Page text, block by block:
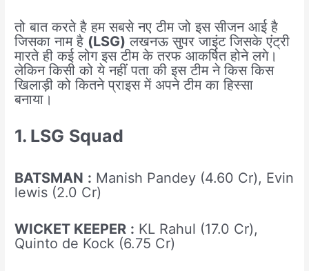
तो बात करते है हम सबसे नए टीम जो इस सीजन आई है
जिसका नाम है (LSG) लखनऊ सुपर जाइंट जिसके एंट्री
मारते ही कई लोग इस टीम के तरफ आकर्षित होने लगे।
लेकिन किसी को ये नहीं पता की इस टीम ने किस किस
खिलाड़ी को कितने प्राइस में अपने टीम का हिस्सा
बनाया।
1. LSG Squad
BATSMAN : Manish Pandey (4.60 Cr), Evin
lewis (2.0 Cr)
WICKET KEEPER : KL Rahul (17.0 Cr),
Quinto de Kock (6.75 Cr)